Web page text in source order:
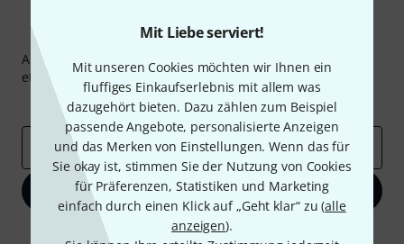
Mit Liebe serviert!
Mit unseren Cookies möchten wir Ihnen ein
fluffiges Einkaufserlebnis mit allem was
dazugehört bieten. Dazu zählen zum Beispiel
passende Angebote, personalisierte Anzeigen
und das Merken von Einstellungen. Wenn das für
Sie okay ist, stimmen Sie der Nutzung von Cookies
für Präferenzen, Statistiken und Marketing
einfach durch einen Klick auf „Geht klar“ zu (alle
anzeigen).
Thomann Newsletter
Abonniere den Thomann Newsletter und gewinne mit
etwas Glück einen von50 Gutscheinenüber jeweils
Inspirierende Beiträge
Deals Thomann Insights
E-Mail-Adresse*
Jetzt anmelden
Mit Klick auf „Jetzt anmelden“ stimmen Sie dem Erhalt von E-Mail-